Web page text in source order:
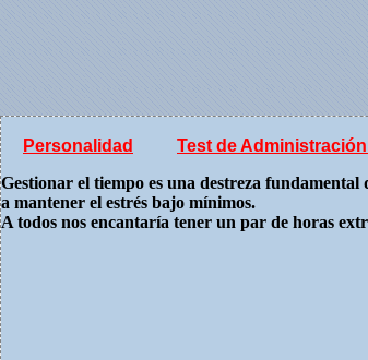
Personalidad
Test de
Gestionar el tiempo es una destreza
a mantener el estrés bajo mínimos.
A todos nos encantaría tener un par de horas